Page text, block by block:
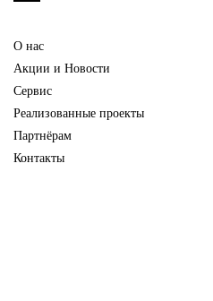
О нас
Акции и Новости
Сервис
Реализованные проекты
Партнёрам
Контакты